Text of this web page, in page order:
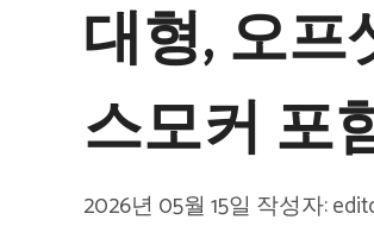
대형, 오프
스모커 포
2026년 05월 15일 작성자: